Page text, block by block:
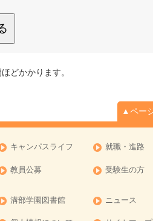
どかかります。
▲ペー
キャンパスライフ 就職・進路
教員公募 受験生の方
溝部学園図書館 ニュース